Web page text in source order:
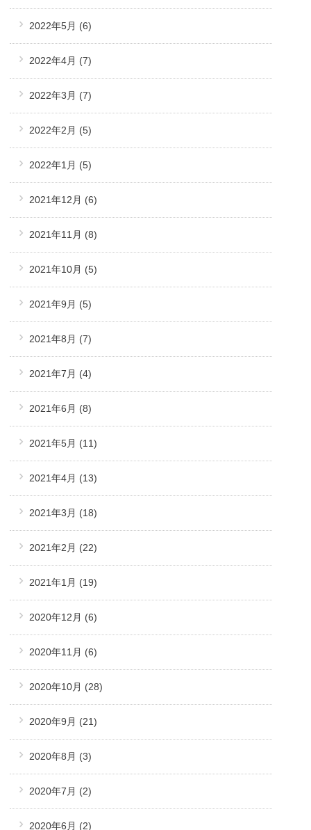
2022年5月 (6)
2022年4月 (7)
2022年3月 (7)
2022年2月 (5)
2022年1月 (5)
2021年12月 (6)
2021年11月 (8)
2021年10月 (5)
2021年9月 (5)
2021年8月 (7)
2021年7月 (4)
2021年6月 (8)
2021年5月 (11)
2021年4月 (13)
2021年3月 (18)
2021年2月 (22)
2021年1月 (19)
2020年12月 (6)
2020年11月 (6)
2020年10月 (28)
2020年9月 (21)
2020年8月 (3)
2020年7月 (2)
2020年6月 (2)